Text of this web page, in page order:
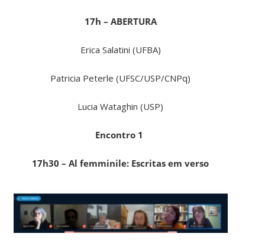
17h – ABERTURA
Erica Salatini (UFBA)
Patricia Peterle (UFSC/USP/CNPq)
Lucia Wataghin (USP)
Encontro 1
17h30 – Al femminile: Escritas em verso